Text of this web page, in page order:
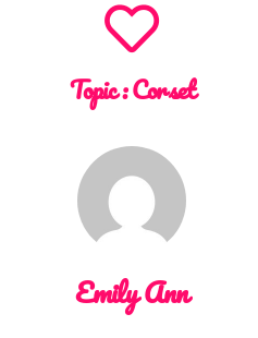
Topic :Corset
Emily Ann